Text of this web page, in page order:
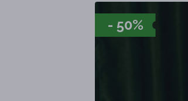
- 50%